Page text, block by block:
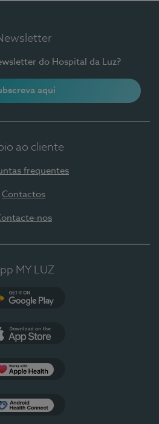
do Hospital da Luz?
aqui
ao cliente
frequentes
Contactos
nos
MY LUZ